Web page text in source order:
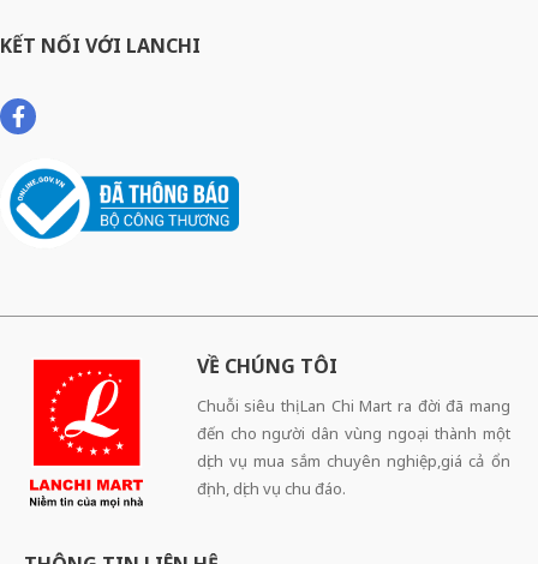
KẾT NỐI VỚI LANCHI
VỀ CHÚNG TÔI
Chuỗi siêu thị Lan Chi Mart ra đời đã mang
đến cho người dân vùng ngoại thành một
dịch vụ mua sắm chuyên nghiệp,giá cả ổn
định, dịch vụ chu đáo.